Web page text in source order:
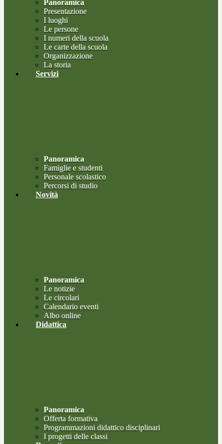
Panoramica
Presentazione
I luoghi
Le persone
I numeri della scuola
Le carte della scuola
Organizzazione
La storia
Servizi
Panoramica
Famiglie e studenti
Personale scolastico
Percorsi di studio
Novità
Panoramica
Le notizie
Le circolari
Calendario eventi
Albo online
Didattica
Panoramica
Offerta formativa
Programmazioni didattico disciplinari
I progetti delle classi